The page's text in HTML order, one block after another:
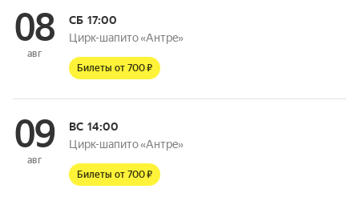
08
авг
СБ17:00
Цирк-шапито «Антре»
Билеты от 700 ₽
09
авг
ВС14:00
Цирк-шапито «Антре»
Билеты от 700 ₽